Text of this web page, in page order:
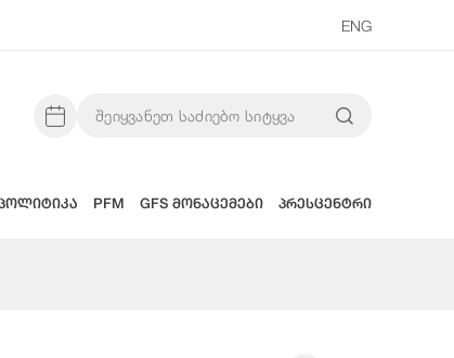
ENG
PFM GFS მონაცემები პრესცენტრი